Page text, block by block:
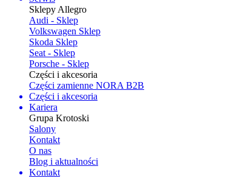
Sklepy Allegro
Audi - Sklep
Volkswagen Sklep
Skoda Sklep
Seat - Sklep
Porsche - Sklep
Części i akcesoria
Części zamienne NORA B2B
Części i akcesoria
Kariera
Grupa Krotoski
Salony
Kontakt
O nas
Blog i aktualności
Kontakt